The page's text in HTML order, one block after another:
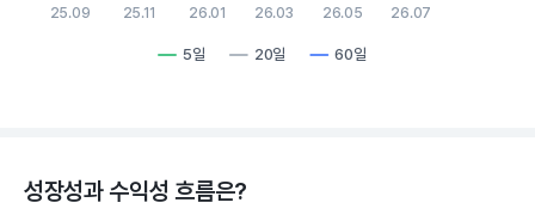
5일 20일 60일
25.09 25.11 26.01 26.03 26.05 26.07
성장성과 수익성 흐름은?